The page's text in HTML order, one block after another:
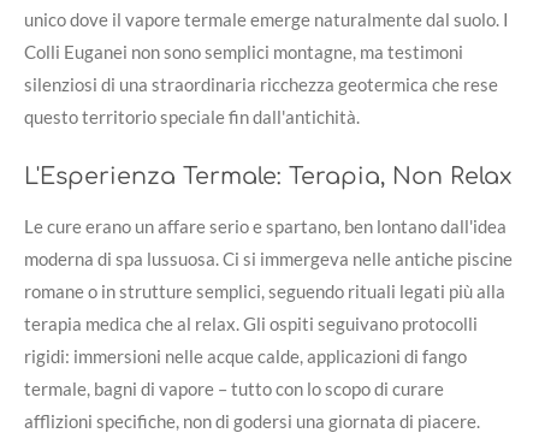
unico dove il vapore termale emerge naturalmente dal suolo. I
Colli Euganei non sono semplici montagne, ma testimoni
silenziosi di una straordinaria ricchezza geotermica che rese
questo territorio speciale fin dall'antichità.
L'Esperienza Termale: Terapia, Non Relax
Le cure erano un affare serio e spartano, ben lontano dall'idea
moderna di spa lussuosa. Ci si immergeva nelle antiche piscine
romane o in strutture semplici, seguendo rituali legati più alla
terapia medica che al relax. Gli ospiti seguivano protocolli
rigidi: immersioni nelle acque calde, applicazioni di fango
termale, bagni di vapore – tutto con lo scopo di curare
afflizioni specifiche, non di godersi una giornata di piacere.